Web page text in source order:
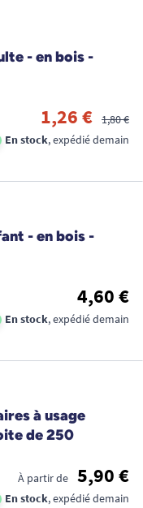
- en bois -
1,26 €
1,80 €
En stock, expédié demain
- en bois -
4,60 €
En stock, expédié demain
à usage
de 250
À partir de
5,90 €
En stock, expédié demain